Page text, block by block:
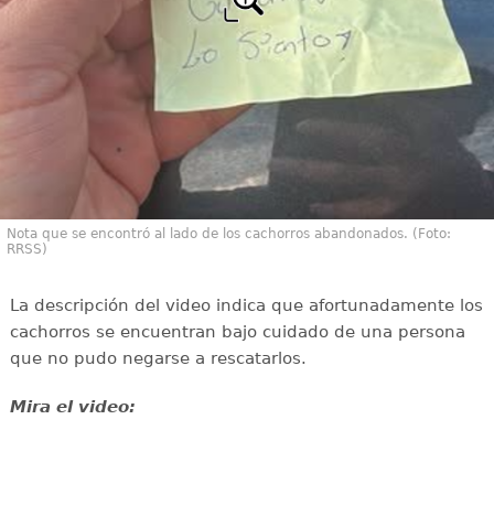
Nota que se encontró al lado de los cachorros abandonados. (Foto:
RRSS)
La descripción del video indica que afortunadamente los
cachorros se encuentran bajo cuidado de una persona
que no pudo negarse a rescatarlos.
Mira el video: